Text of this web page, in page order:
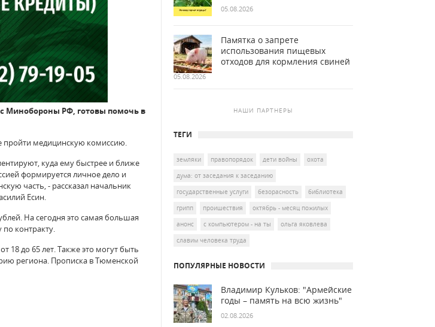
Минобороны РФ, готовы помочь в
пройти медицинскую комиссию.
куда ему быстрее и ближе
формируется личное дело и
часть, - рассказал начальник
Есин.
На сегодня это самая большая
контракту.
до 65 лет. Также это могут быть
региона. Прописка в Тюменской
05.08.2026
Памятка о запрете
использования пищевых
отходов для кормления свиней
05.08.2026
НАШИ ПАРТНЕРЫ
ТЕГИ
земляки правопорядок дети войны
охота
дума: от заседания к заседанию
государственные услуги
безорасность
библиотека
грипп
проишествия
октябрь - месяц пожилых
анонс
с компьютером - на ты
ольга яковлева
славим человека труда
ПОПУЛЯРНЫЕ НОВОСТИ
Владимир Кульков: "Армейские
годы – память на всю жизнь"
02.08.2026